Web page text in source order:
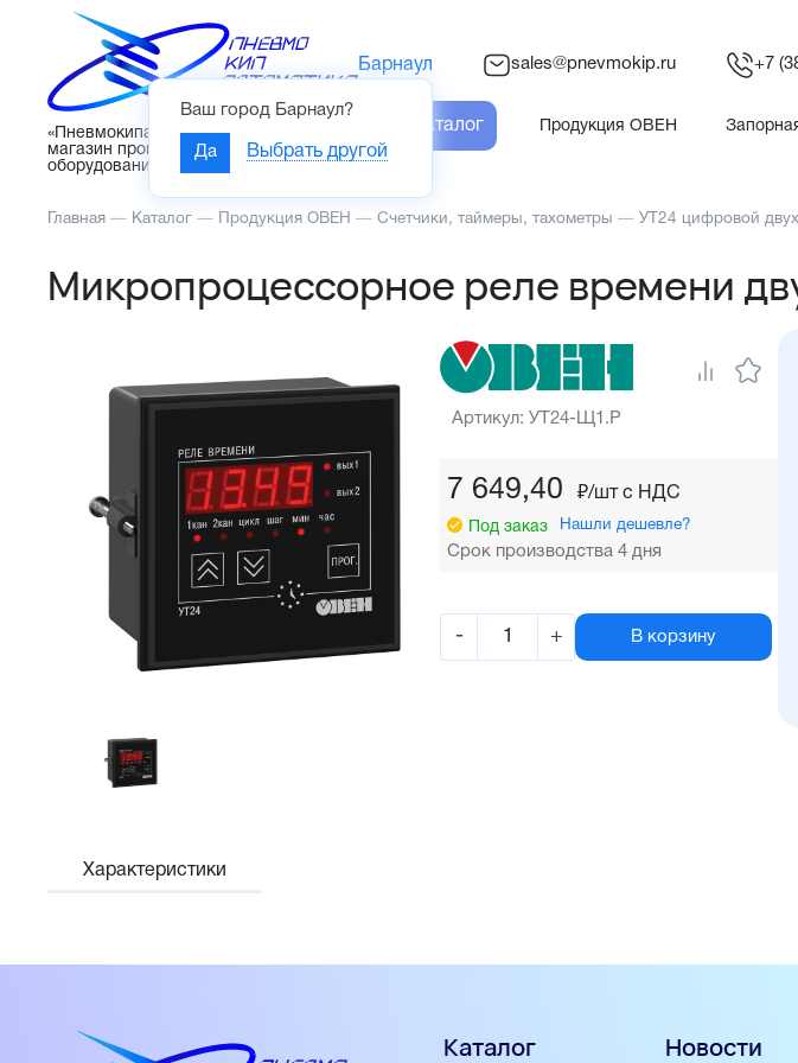
«Пневмокипавтоматика» – интернет-
магазин промышленного
оборудования
Барнаул
Ваш город Барнаул?
Да Выбрать другой
sales@pnevmokip.ru +7
Каталог Продукция ОВЕН
Главная — Каталог — Продукция ОВЕН — Счетчики, таймеры, тахометры — УТ24 цифровой
Микропроцессорное реле времени
Артикул: УТ24-Щ1.Р
7 649,40 ₽/шт c НДС
Под заказ Нашли дешевле?
Срок производства 4 дня
- + В корзину
Характеристики
Каталог Новости